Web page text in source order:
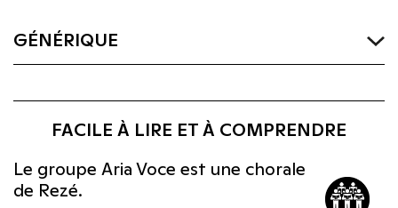
GÉNÉRIQUE
FACILE À LIRE ET À COMPRENDRE
Le groupe Aria Voce est une chorale
de Rezé.